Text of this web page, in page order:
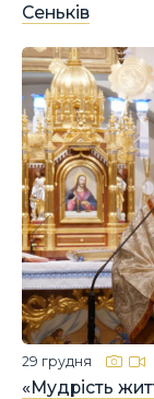
Сеньків
«Мудрість
29 грудня